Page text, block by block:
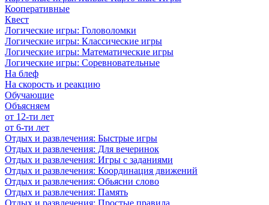
Кооперативные
Квест
Логические игры: Головоломки
Логические игры: Классические игры
Логические игры: Математические игры
Логические игры: Соревновательные
На блеф
На скорость и реакцию
Обучающие
Объясняем
от 12-ти лет
от 6-ти лет
Отдых и развлечения: Быстрые игры
Отдых и развлечения: Для вечеринок
Отдых и развлечения: Игры с заданиями
Отдых и развлечения: Координация движений
Отдых и развлечения: Обьясни слово
Отдых и развлечения: Память
Отдых и развлечения: Простые правила